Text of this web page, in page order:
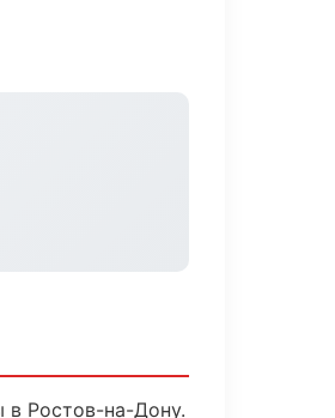
в Ростов-на-Дону.